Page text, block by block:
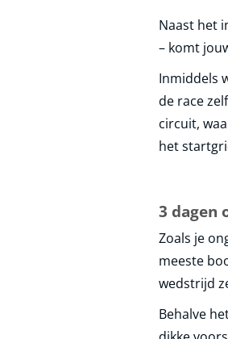
Naast het
– komt
Inmiddels
de race
circuit,
het
3 dagen
Zoals je
meeste
wedstrijd
Behalve